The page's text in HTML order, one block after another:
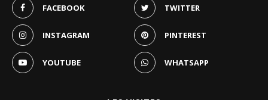
FACEBOOK TWITTER
INSTAGRAM PINTEREST
YOUTUBE WHATSAPP